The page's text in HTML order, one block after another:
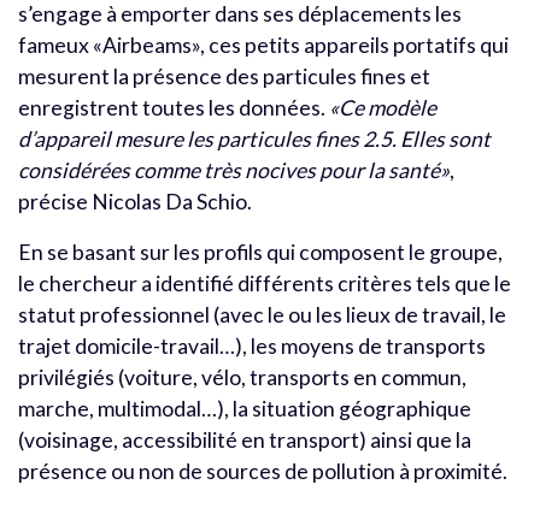
s’engage à emporter dans ses déplacements les
fameux «Airbeams», ces petits appareils portatifs qui
mesurent la présence des particules fines et
enregistrent toutes les données. «Ce modèle
d’appareil mesure les particules fines 2.5. Elles sont
considérées comme très nocives pour la santé»,
précise Nicolas Da Schio.
En se basant sur les profils qui composent le groupe,
le chercheur a identifié différents critères tels que le
statut professionnel (avec le ou les lieux de travail, le
trajet domicile-travail…), les moyens de transports
privilégiés (voiture, vélo, transports en commun,
marche, multimodal…), la situation géographique
(voisinage, accessibilité en transport) ainsi que la
présence ou non de sources de pollution à proximité.